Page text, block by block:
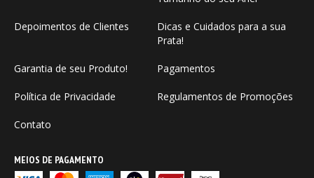
Depoimentos de Clientes
Dicas e Cuidados para a sua
Prata!
Garantia de seu Produto! Pagamentos
Política de Privacidade Regulamentos de Promoções
Contato
MEIOS DE PAGAMENTO